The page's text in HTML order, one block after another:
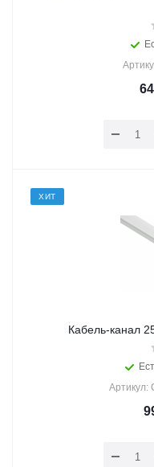
ХИТ
Кабель-канал
Артикул: